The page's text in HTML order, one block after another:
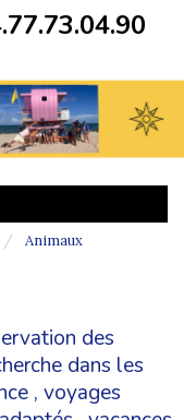
Animaux
des
dans les
, voyages